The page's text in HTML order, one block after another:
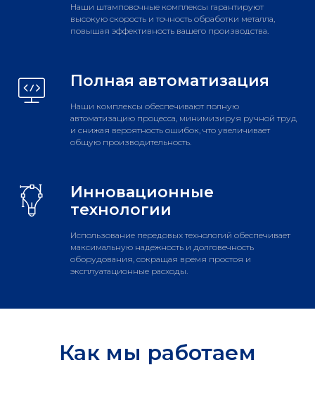
Наши штамповочные комплексы гарантируют
высокую скорость и точность обработки металла,
повышая эффективность вашего производства.
Полная автоматизация
Наши комплексы обеспечивают полную
автоматизацию процесса, минимизируя ручной труд
и снижая вероятность ошибок, что увеличивает
общую производительность.
Инновационные
технологии
Использование передовых технологий обеспечивает
максимальную надежность и долговечность
оборудования, сокращая время простоя и
эксплуатационные расходы.
Как мы работаем